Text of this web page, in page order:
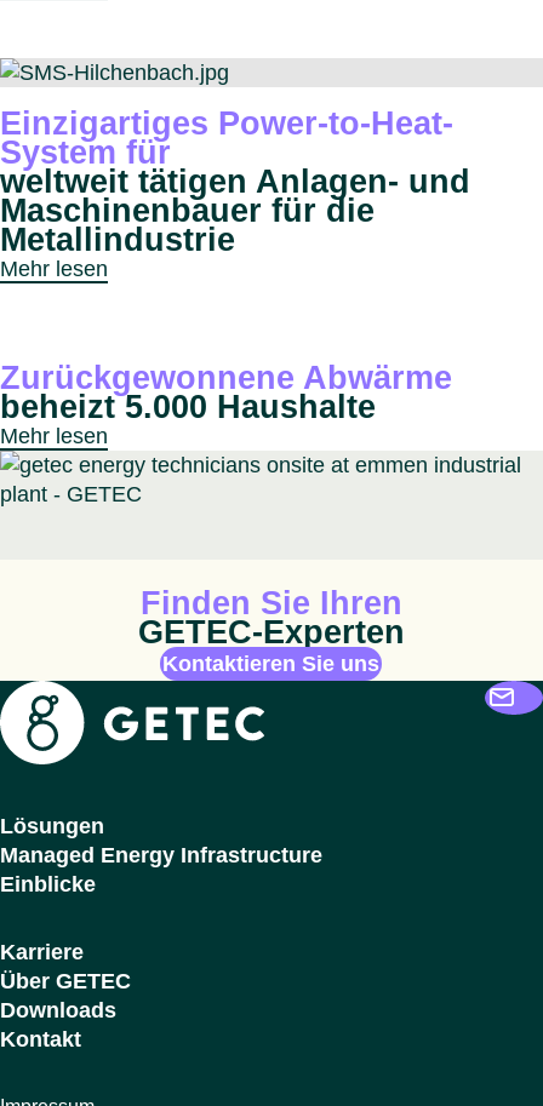
Einzigartiges Power-to-Heat-
System für
weltweit tätigen Anlagen- und
Maschinenbauer für die
Metallindustrie
Mehr lesen
Zurückgewonnene Abwärme
beheizt 5.000 Haushalte
Mehr lesen
Finden Sie Ihren
GETEC-Experten
Kontaktieren Sie uns
Getec
Lösungen
Managed Energy Infrastructure
Einblicke
Karriere
Über GETEC
Downloads
Kontakt